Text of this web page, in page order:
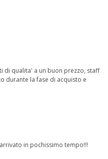
di qualita' a un buon prezzo, staff
durante la fase di acquisto e
in pochissimo tempo!!!